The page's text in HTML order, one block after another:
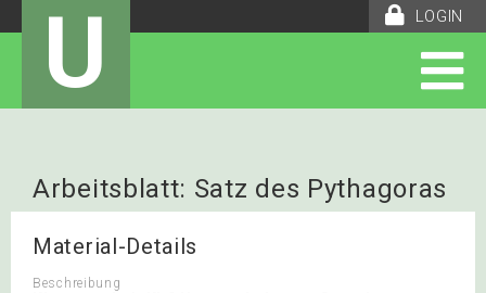
LOGIN
U
Arbeitsblatt: Satz des Pythagoras
Material-Details
Beschreibung